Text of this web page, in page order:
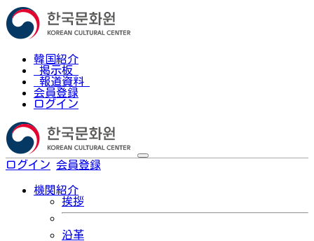
韓国紹介
掲示板
報道資料
会員登録
ログイン
ログイン 会員登録
機関紹介
挨拶
沿革